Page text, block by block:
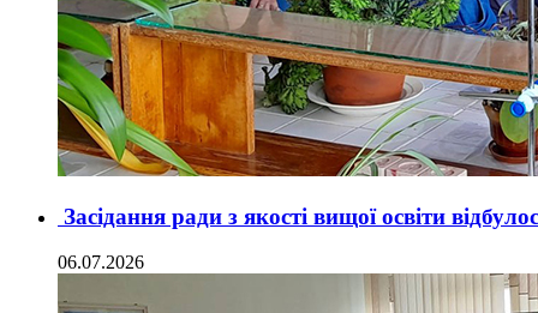
Засідання ради з якості вищої освіти
06.07.2026